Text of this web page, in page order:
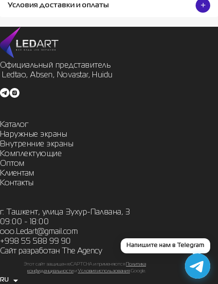
Условия доставки и оплаты
Официальный представитель
Ledtao, Absen, Novastar, Huidu
Каталог
Наружные экраны
Внутренние экраны
Комплектующие
Оптом
Клиентам
Контакты
г. Ташкент, улица Зухур-Палвана, 3
09:00 - 18:00
ooo.Ledart@gmail.com
+998 55 588 99 90
Сайт разработан The Agency
Этот сайт защищен reCAPTCHA и применяются
Политика
конфиденциальности и Условия использования Google.
RU
Напишите нам в Telegram